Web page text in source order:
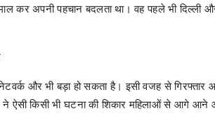
कर अपनी पहचान बदलता था। वह पहले भी दिल्ली
और भी बड़ा हो सकता है। इसी वजह से गिरफ्तार
ऐसी किसी भी घटना की शिकार महिलाओं से आगे